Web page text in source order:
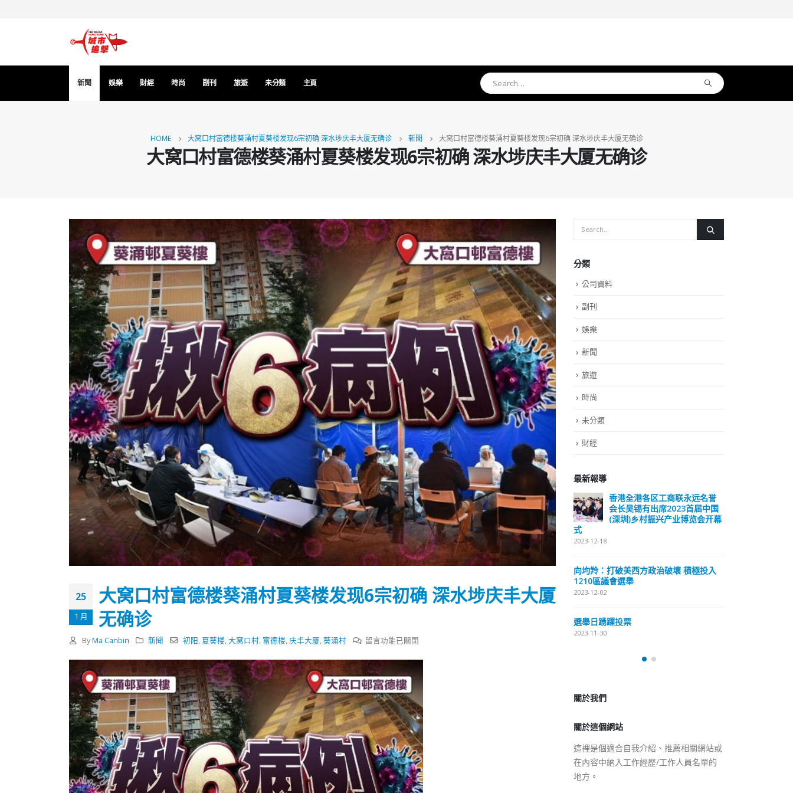
新聞 娛樂 財經 時尚 副刊 旅遊 未分類 主頁
HOME 大窝口村富德楼葵涌村夏葵楼发现6宗初确 深水埗庆丰大厦无确诊 新聞 大窝口村富德楼葵涌村夏葵楼发现6宗初确 深水埗庆丰大厦无确诊
大窝口村富德楼葵涌村夏葵楼发现6宗初确 深水埗庆丰大厦无确诊
25
1 月
大窝口村富德楼葵涌村夏葵楼发现6宗初确 深水埗庆丰大厦
无确诊
By Ma Canbin 新聞 初阳, 夏葵楼,大窝口村, 富德楼,庆丰大厦,葵涌村
在
窝
口
村
富
德
楼
葵
涌
村
留言功能已關閉
分類
公司資料
副刊
娛樂
新聞
旅遊
時尚
未分類
財經
最新報導
香港全港各区工商联永远名誉
会长吴锡有出席2023首届中国
(深圳)乡村振兴产业博览会开幕
2023-12-02
選舉日踴躍投票
選舉日踴躍投票 文: 朱家健
2023-11-30
抹黑候選人涉選舉舞弊 文: 朱家健
2023-11-30
图睇清最新安排
2023-01-31
香港全港各区工商联永远名誉
会长吴锡有出席2023首届中国
(深圳)乡村振兴产业博览会开幕
式
2023-12-18
2023-12-02
選舉日踴躍投票 文: 朱家健
2023-11-30
抹黑候選人涉選舉舞弊 文: 朱家健
香港公院探访明起无须预约一
關於這個網站
在內容中納入工作經歷/工作人員名單的
地方。